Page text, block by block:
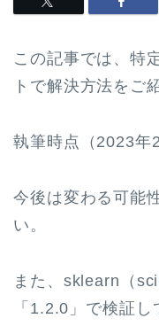
この記事では、特
トで解決方法をご
執筆時点（2023年
今後は変わる可能
い。
また、sklearn（
「1.2.0」で検証